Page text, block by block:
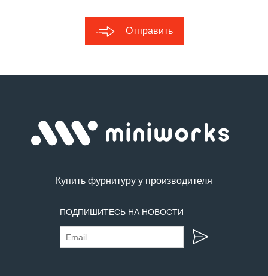
Отправить
Купить фурнитуру у производителя
ПОДПИШИТЕСЬ НА НОВОСТИ